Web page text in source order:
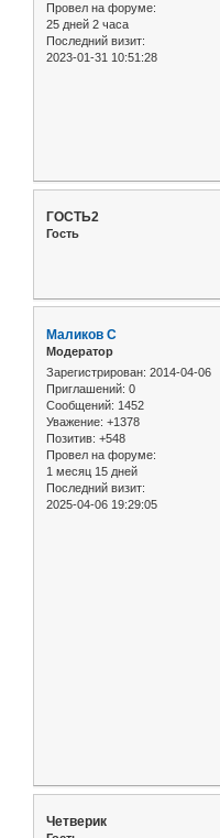
Провел на форуме:
25 дней 2 часа
Последний визит:
2023-01-31 10:51:28
ГОСТЬ2
Гость
Маликов С
Модератор
Зарегистрирован: 2014-04-06
Приглашений: 0
Сообщений: 1452
Уважение: +1378
Позитив: +548
Провел на форуме:
1 месяц 15 дней
Последний визит:
2025-04-06 19:29:05
Четверик